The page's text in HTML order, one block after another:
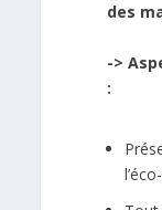
des
->
: